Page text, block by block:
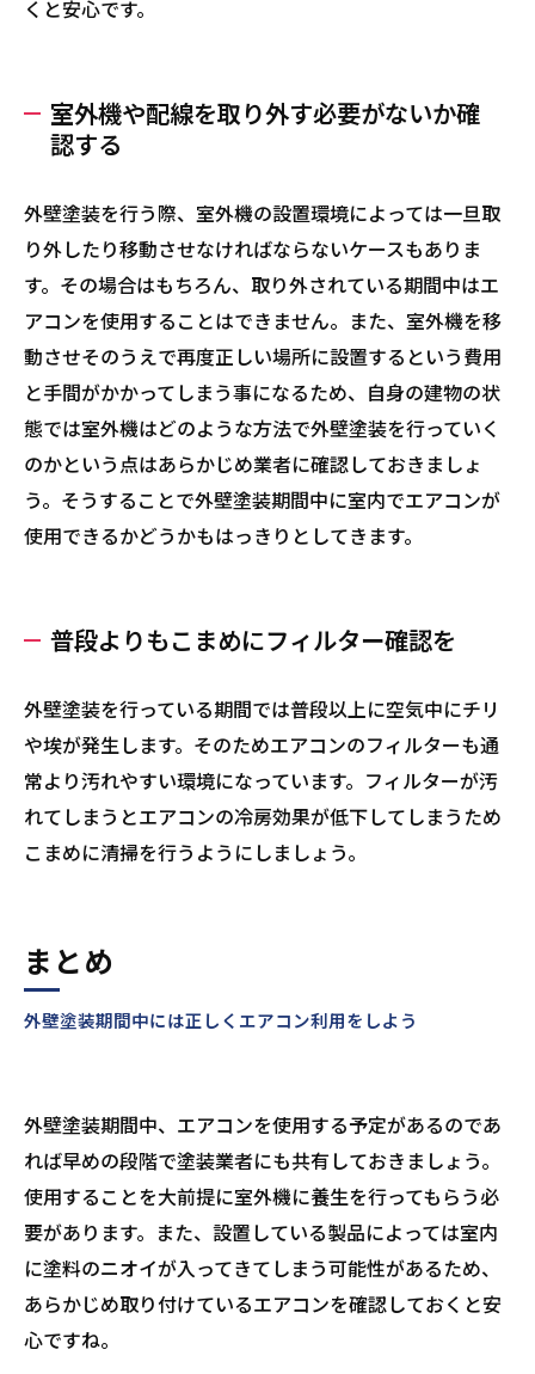
くと安心です。
室外機や配線を取り外す必要がないか確
認する
外壁塗装を行う際、室外機の設置環境によっては一旦取
り外したり移動させなければならないケースもありま
す。その場合はもちろん、取り外されている期間中はエ
アコンを使用することはできません。また、室外機を移
動させそのうえで再度正しい場所に設置するという費用
と手間がかかってしまう事になるため、自身の建物の状
態では室外機はどのような方法で外壁塗装を行っていく
のかという点はあらかじめ業者に確認しておきましょ
う。そうすることで外壁塗装期間中に室内でエアコンが
使用できるかどうかもはっきりとしてきます。
普段よりもこまめにフィルター確認を
外壁塗装を行っている期間では普段以上に空気中にチリ
や埃が発生します。そのためエアコンのフィルターも通
常より汚れやすい環境になっています。フィルターが汚
れてしまうとエアコンの冷房効果が低下してしまうため
こまめに清掃を行うようにしましょう。
外壁塗装期間中には正しくエアコン利用をしよう
まとめ
外壁塗装期間中、エアコンを使用する予定があるのであ
れば早めの段階で塗装業者にも共有しておきましょう。
使用することを大前提に室外機に養生を行ってもらう必
要があります。また、設置している製品によっては室内
に塗料のニオイが入ってきてしまう可能性があるため、
あらかじめ取り付けているエアコンを確認しておくと安
心ですね。